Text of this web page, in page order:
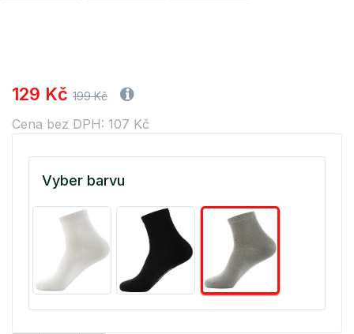
129 Kč 199 Kč
Cena bez DPH: 107 Kč
Vyber barvu